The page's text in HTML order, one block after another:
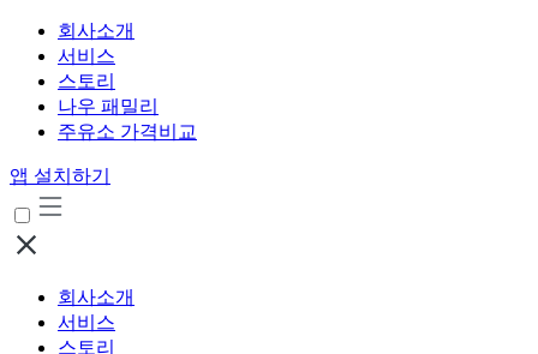
회사소개
서비스
스토리
나우 패밀리
주유소 가격비교
앱 설치하기
회사소개
서비스
스토리